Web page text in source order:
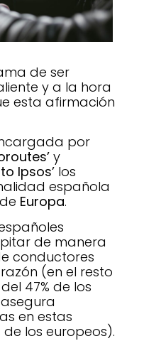
de ser
y a la hora
esta afirmación
por
y
Ipsos’ los
española
Europa.
de manera
conductores
(en el resto
47% de los
en estas
los europeos).